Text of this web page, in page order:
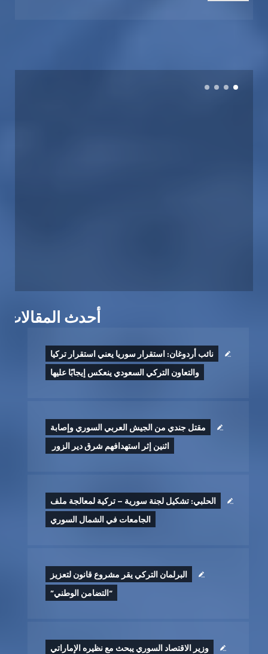
أحدث المقالات
نائب أردوغان: استقرار سوريا يعني استقرار تركيا
والتعاون التركي السعودي ينعكس إيجابًا عليها
مقتل جندي من الجيش العربي السوري وإصابة
اثنين إثر ‏استهدافهم شرق دير الزور ‏
الحلبي: تشكيل لجنة سورية – تركية لمعالجة ملف
الجامعات في الشمال السوري
البرلمان التركي يقر مشروع قانون لتعزيز
“التضامن الوطني”
وزير الاقتصاد السوري يبحث مع نظيره الإماراتي